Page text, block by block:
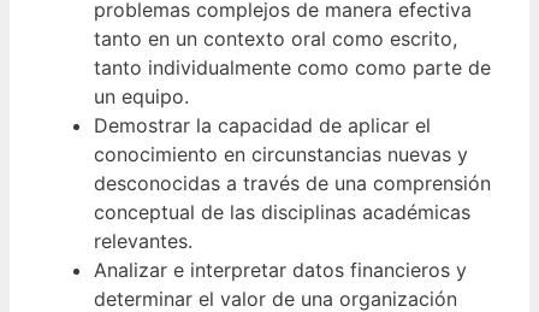
problemas complejos de manera efectiva
tanto en un contexto oral como escrito,
tanto individualmente como como parte de
un equipo.
Demostrar la capacidad de aplicar el
conocimiento en circunstancias nuevas y
desconocidas a través de una comprensión
conceptual de las disciplinas académicas
relevantes.
Analizar e interpretar datos financieros y
determinar el valor de una organización